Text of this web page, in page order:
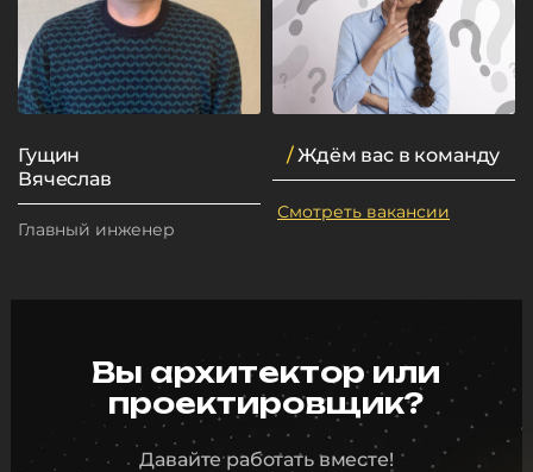
Гущин
Вячеслав
Главный инженер
/Ждём вас в команду
Смотреть вакансии
Вы архитектор или
проектировщик?
Давайте работать вместе!